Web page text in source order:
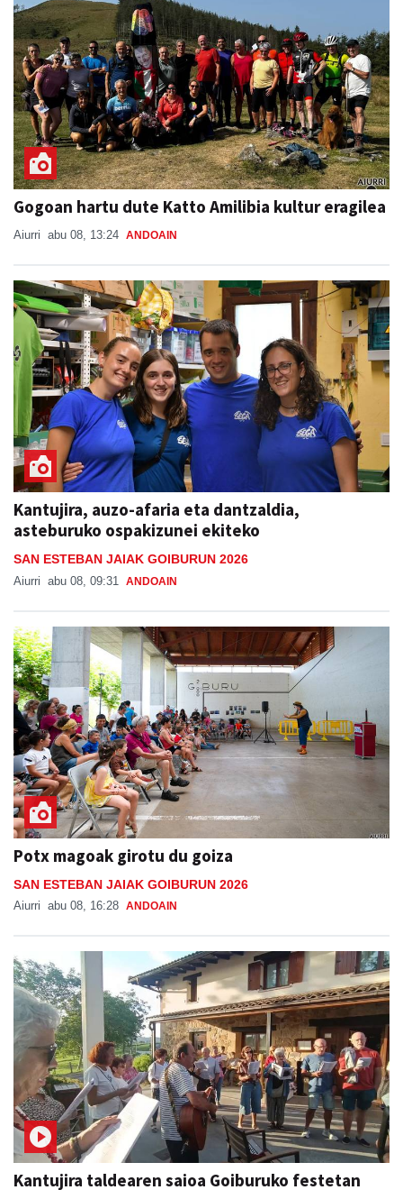
Gogoan hartu dute Katto Amilibia kultur eragilea
Aiurri abu 08, 13:24 ANDOAIN
Kantujira, auzo-afaria eta dantzaldia,
asteburuko ospakizunei ekiteko
SAN ESTEBAN JAIAK GOIBURUN 2026
Aiurri abu 08, 09:31 ANDOAIN
Potx magoak girotu du goiza
SAN ESTEBAN JAIAK GOIBURUN 2026
Aiurri abu 08, 16:28 ANDOAIN
Kantujira taldearen saioa Goiburuko festetan